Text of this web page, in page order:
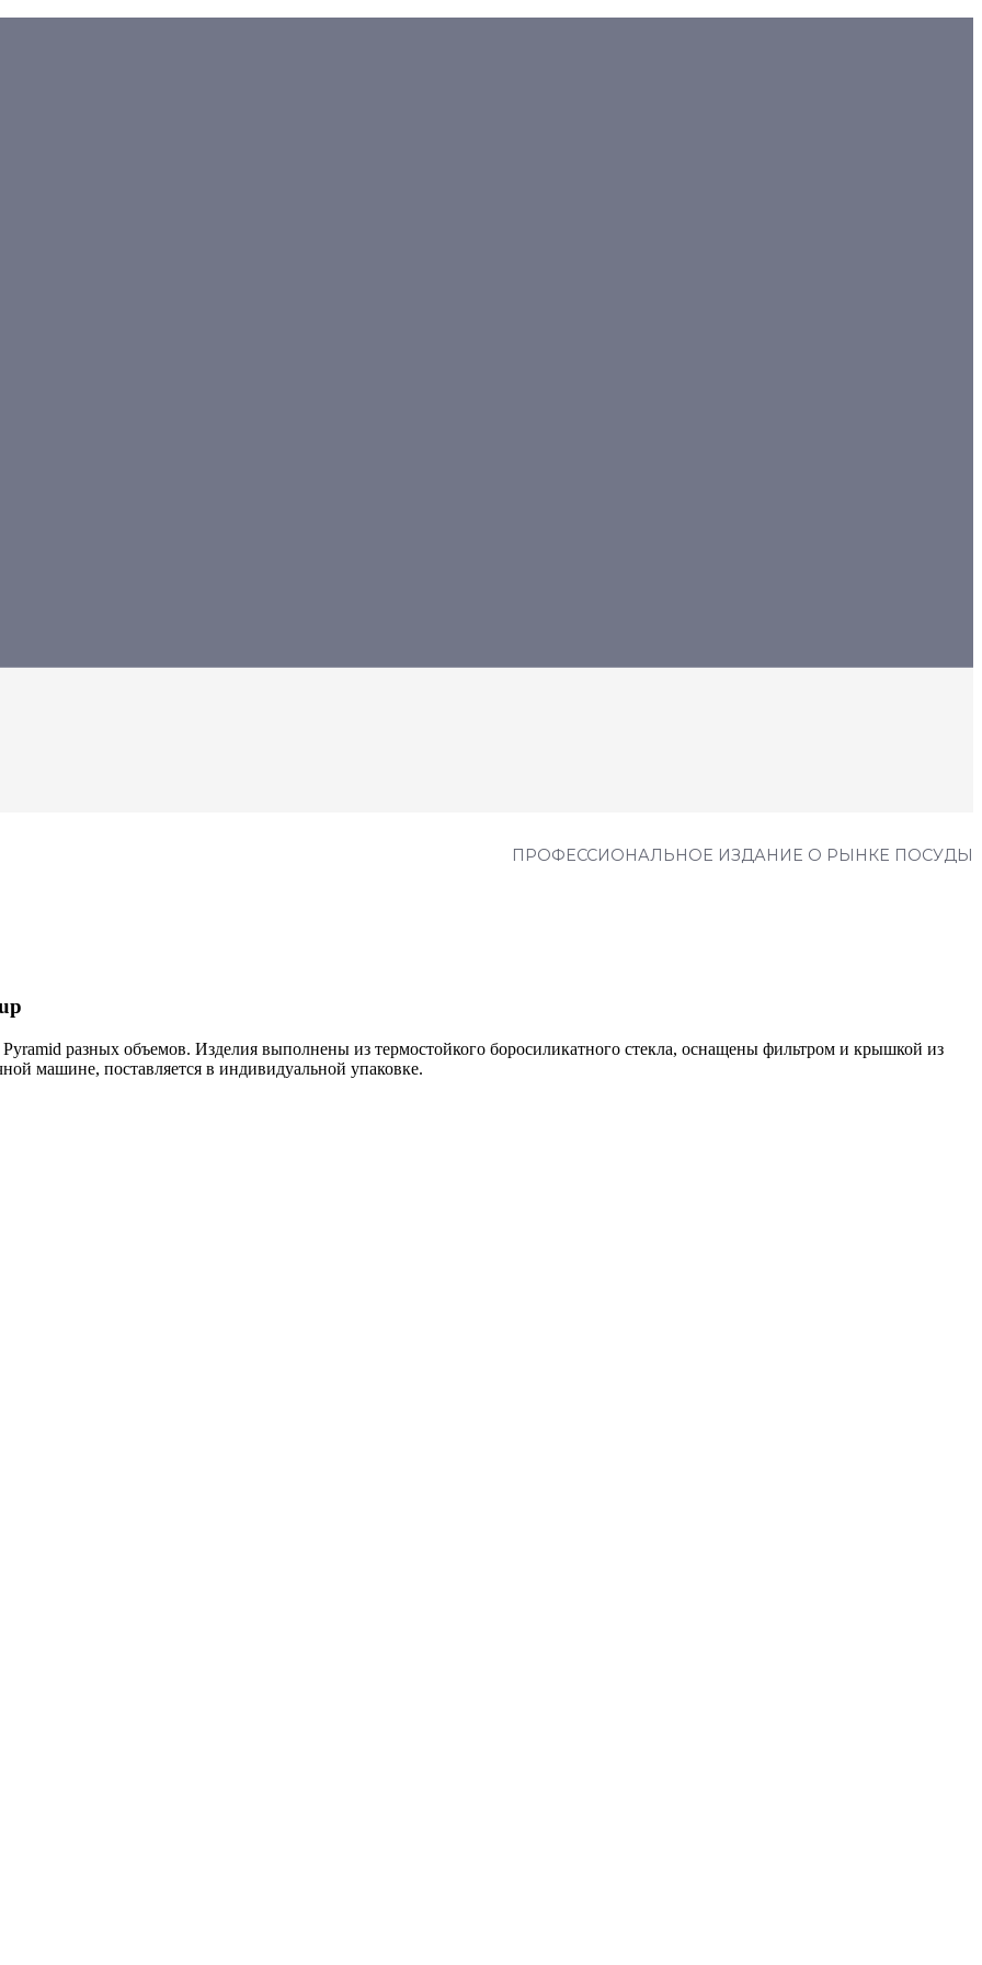
ПРОФЕССИОНАЛЬНОЕ ИЗДАНИЕ О РЫНКЕ ПОСУДЫ
разных объемов. Изделия выполнены из термостойкого боросиликатного стекла, оснащены фильтром и крышкой из
машине, поставляется в индивидуальной упаковке.